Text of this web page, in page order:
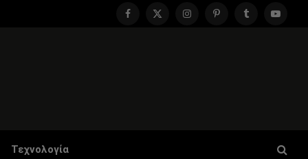
Facebook
X
InstagramPinterestTumblr
Τεχνολογία